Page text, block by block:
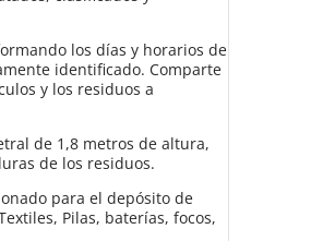
los días y horarios de
identificado. Comparte
y los residuos a
de 1,8 metros de altura,
de los residuos.
para el depósito de
Pilas, baterías, focos,